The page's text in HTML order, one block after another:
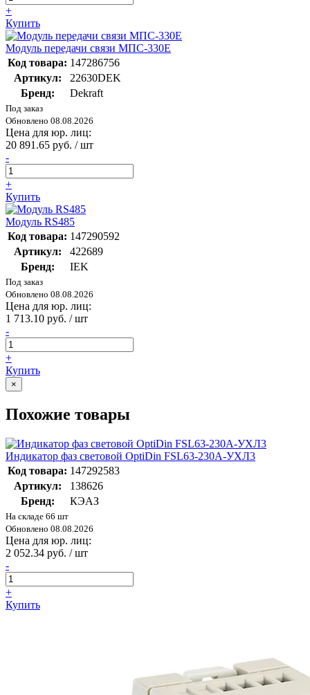
+
Купить
Модуль передачи связи МПС-330Е
Код товара: 147286756
Артикул:
22630DEK
Бренд:
Dekraft
Под заказ
Обновлено 08.08.2026
Цена для юр. лиц:
20 891.65 руб. / шт
-
+
Купить
Модуль RS485
Код товара: 147290592
Артикул:
422689
Бренд:
IEK
Под заказ
Обновлено 08.08.2026
Цена для юр. лиц:
1 713.10 руб. / шт
-
+
Купить
×
Похожие товары
Индикатор фаз световой OptiDin FSL63-230A-УХЛ3
Код товара: 147292583
Артикул:
138626
Бренд:
КЭАЗ
На складе 66 шт
Обновлено 08.08.2026
Цена для юр. лиц:
2 052.34 руб. / шт
-
+
Купить